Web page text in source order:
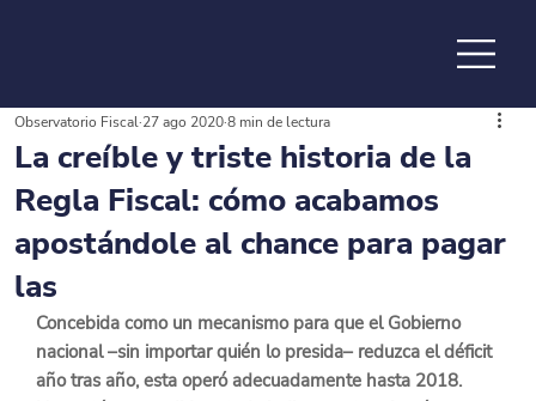
de la
La creíble y triste historia de la
Regla Fiscal: cómo acabamos
apostándole al chance para pagar
las
Observatorio Fiscal 27 ago 20208 min de lectura
Concebida como un mecanismo para que el Gobierno
nacional –sin importar quién lo presida– reduzca el déficit
año tras año, esta operó adecuadamente hasta 2018.